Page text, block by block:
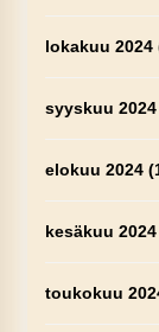
lokakuu 2024
syyskuu 2024
elokuu 2024
kesäkuu 2024
toukokuu